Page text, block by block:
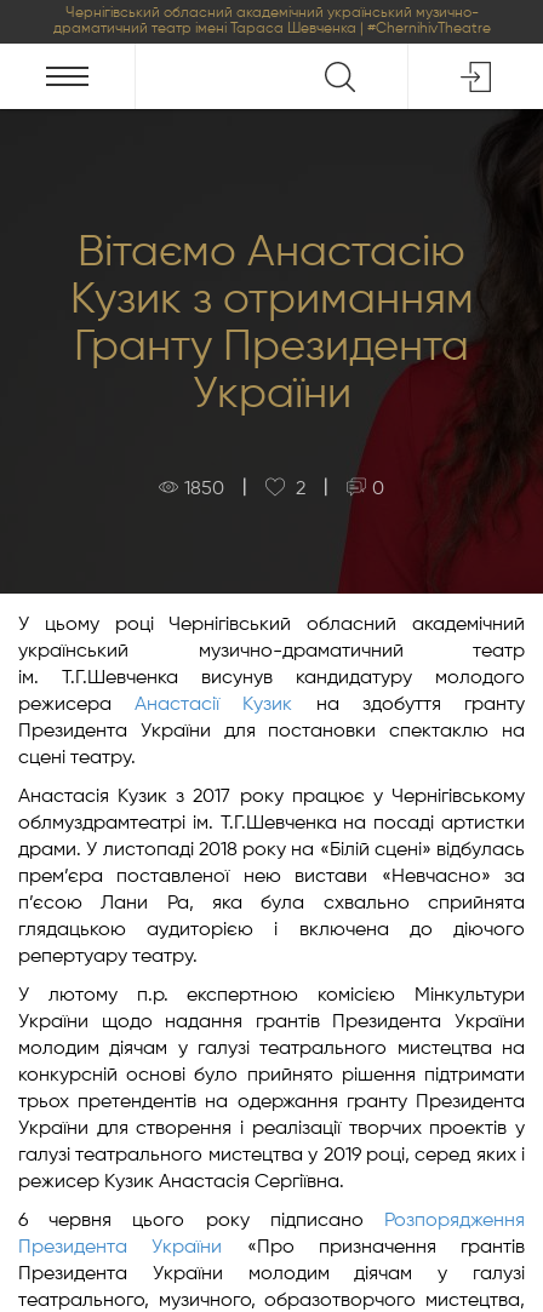
Чернігівський обласний академічний український музично-
драматичний театр імені Тараса Шевченка | #ChernihivTheatre
Вітаємо Анастасію
Кузик з отриманням
Гранту Президента
України
1850 2 0
У цьому році Чернігівський обласний академічний
український музично-драматичний театр
ім. Т.Г.Шевченка висунув кандидатуру молодого
режисераАнастасії Кузик на здобуття гранту
Президента України для постановки спектаклю на
сцені театру.
Анастасія Кузик з 2017 року працює у Чернігівському
облмуздрамтеатрі ім. Т.Г.Шевченка на посаді артистки
драми. У листопаді 2018 року на «Білій сцені» відбулась
прем’єра поставленої нею вистави «Невчасно» за
п’єсою Лани Ра, яка була схвально сприйнята
глядацькою аудиторією і включена до діючого
репертуару театру.
У лютому п.р. експертною комісією Мінкультури
України щодо надання грантів Президента України
молодим діячам у галузі театрального мистецтва на
конкурсній основі було прийнято рішення підтримати
трьох претендентів на одержання гранту Президента
України для створення і реалізації творчих проектів у
галузі театрального мистецтва у 2019 році, серед яких і
режисер Кузик Анастасія Сергіївна.
6 червня цього року підписано
Розпорядження
Президента України «Про призначення грантів
Президента України молодим діячам у галузі
театрального, музичного, образотворчого мистецтва,